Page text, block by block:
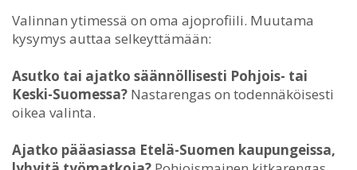
Valinnan ytimessä on oma ajoprofiili. Muutama
kysymys auttaa selkeyttämään:
Asutko tai ajatko säännöllisesti Pohjois- tai
Keski-Suomessa? Nastarengas on todennäköisesti
oikea valinta.
Ajatko pääasiassa Etelä-Suomen kaupungeissa,